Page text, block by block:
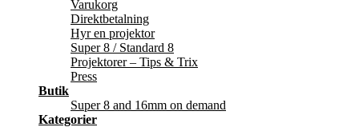
Varukorg
Direktbetalning
Hyr en projektor
Super 8 / Standard 8
Projektorer – Tips & Trix
Press
Butik
Super 8 and 16mm on demand
Kategorier